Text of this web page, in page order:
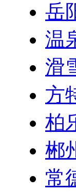
岳
温
滑
方
柏
郴
常